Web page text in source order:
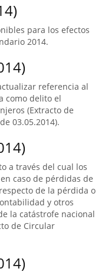
para los efectos
2014.
referencia al
como delito el
(Extracto de
03.05.2014).
a través del cual los
caso de pérdidas de
de la pérdida o
y otros
la catástrofe nacional
de Circular